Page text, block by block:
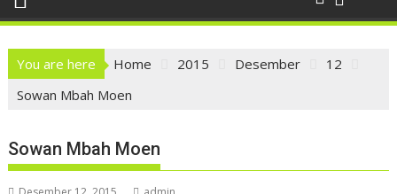
You are here Home 2015 Desember
12
Sowan Mbah Moen
Sowan Mbah Moen